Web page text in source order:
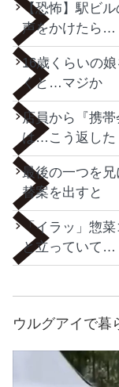
【恐怖】駅ビル
声をかけたら…
16歳くらいの
くと…マジか
店員から『携
は…こう返した
最後の一つを
替案を出すと
「イラッ」惣
と立っていて…
ウルグアイで暮